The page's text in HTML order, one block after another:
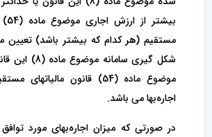
مستقیم (هر کدام که بیشتر باشد) تعیین
شکل گیری سامانه
موضوع ماده (54) قانون
اجاره‌بها می باشد.
در صورتی که میزان اجاره‌بهای مورد